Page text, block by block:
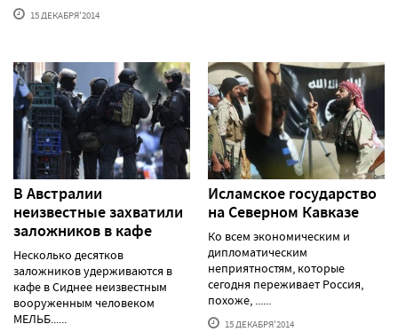
15 ДЕКАБРЯ'2014
В Австралии
неизвестные захватили
заложников в кафе
Несколько десятков
заложников удерживаются в
кафе в Сиднее неизвестным
вооруженным человеком
МЕЛЬБ......
Исламское государство
на Северном Кавказе
Ко всем экономическим и
дипломатическим
неприятностям, которые
сегодня переживает Россия,
похоже, ......
15 ДЕКАБРЯ'2014